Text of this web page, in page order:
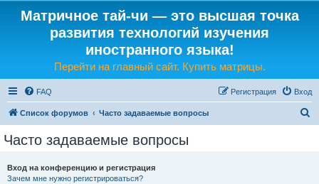
Матричное тай-чи — это высшая точка
развития технологий изучения
иностранного языка!
Перейти на главный сайт. Купить матрицы.
FAQ Вход
Регистрация
Список форумов Часто задаваемые вопросы
Часто задаваемые вопросы
Вход на конференцию и регистрация
Зачем мне нужно регистрироваться?